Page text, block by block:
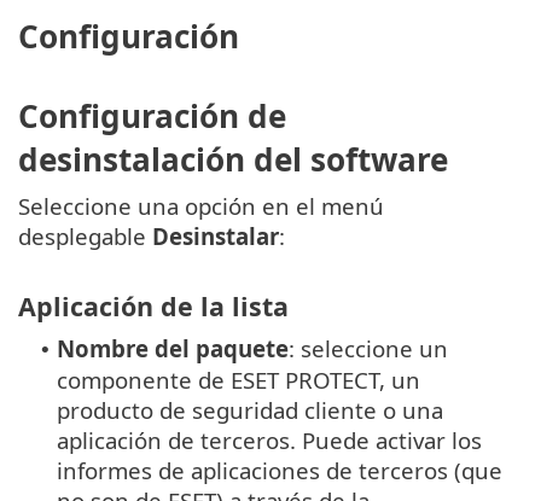
Configuración
Configuración de
desinstalación del software
Seleccione una opción en el menú
desplegable Desinstalar:
Aplicación de la lista
• Nombre del paquete: seleccione un
componente de ESET PROTECT, un
producto de seguridad cliente o una
aplicación de terceros. Puede activar los
informes de aplicaciones de terceros (que